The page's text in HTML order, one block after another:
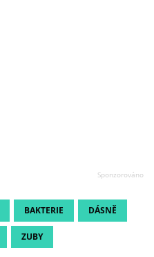
BAKTERIE DÁSNĚ
ZUBY